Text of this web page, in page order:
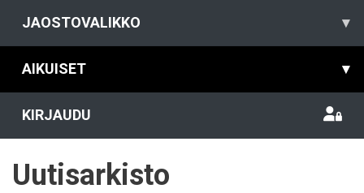
JAOSTOVALIKKO ▾
AIKUISET ▾
KIRJAUDU
Uutisarkisto